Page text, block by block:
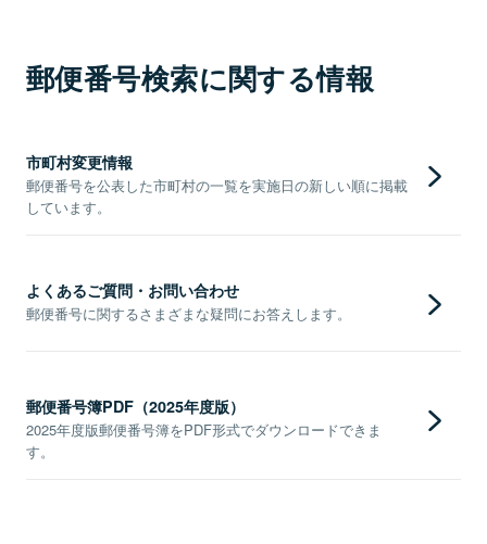
郵便番号検索に関する情報
市町村変更情報
郵便番号を公表した市町村の一覧を実施日の新しい順に掲載
しています。
よくあるご質問・お問い合わせ
郵便番号に関するさまざまな疑問にお答えします。
郵便番号簿PDF（2025年度版）
2025年度版郵便番号簿をPDF形式でダウンロードできま
す。